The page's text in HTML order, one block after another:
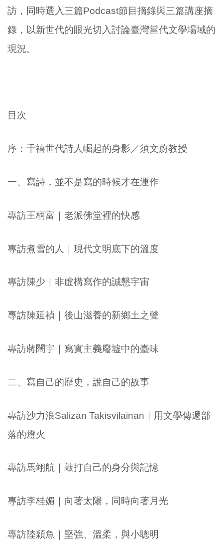
訪，同時選入三篇Podcast節目摘錄與三篇講座摘
錄，以新世代的眼光切入討論臺灣當代文學場域的
現況。
目次
序：千禧世代詩人崛起的身影／須文蔚教授
一、寫詩，並不是寫的時候才在運作
專訪王柄富｜老派佛堂裡的快感
專訪煮雪的人｜現代文明底下的溫度
專訪陳少｜非虛構寫作的誠懇宇宙
專訪陳延禎｜後山滋養的新鄉土之聲
專訪蔣闊宇｜寫實主義廢墟中的臺味
二、寫自己的歷史，說自己的故事
專訪沙力浪Salizan Takisvilainan｜用文學傳遞部
落的燈火
專訪馬翊航｜敲打自己的身分與記憶
專訪李桂媚｜向著太陽，同時向著月光
專訪陸穎魚｜堅強、溫柔，與小聰明